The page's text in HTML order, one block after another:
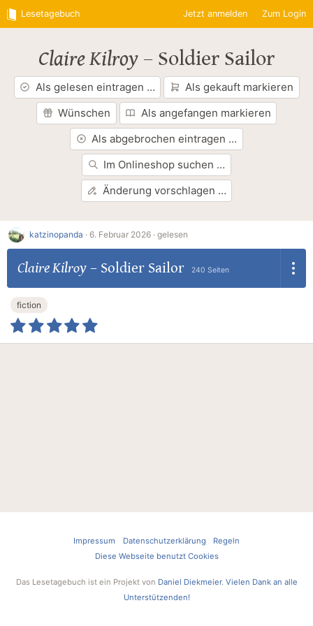
Lesetagebuch Jetzt anmelden Zum Login
Claire Kilroy – Soldier Sailor
Als gelesen eintragen …
Als gekauft markieren
Wünschen
Als angefangen markieren
Als abgebrochen eintragen …
Im Onlineshop suchen …
Änderung vorschlagen …
katzinopanda · 6. Februar 2026 · gelesen
Claire Kilroy– Soldier Sailor 240 Seiten
fiction
Impressum Datenschutzerklärung
Regeln
Diese Webseite benutzt Cookies
Das Lesetagebuch ist ein Projekt von Daniel Diekmeier. Vielen Dank an alle
Unterstützenden!